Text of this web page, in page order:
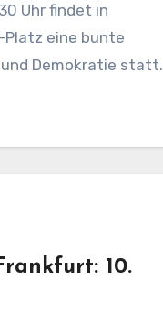
Uhr findet in
eine bunte
Demokratie statt.
10.